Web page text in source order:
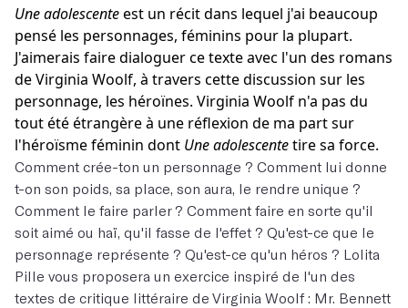
Une adolescenteest un récit dans lequel j'ai beaucoup
pensé les personnages, féminins pour la plupart.
J'aimerais faire dialoguer ce texte avec l'un des romans
de Virginia Woolf, à travers cette discussion sur les
personnage, les héroïnes. Virginia Woolf n'a pas du
tout été étrangère à une réflexion de ma part sur
l'héroïsme féminin dont Une adolescentetire sa force.
Comment crée-ton un personnage ? Comment lui donne
t-on son poids, sa place, son aura, le rendre unique ?
Comment le faire parler ? Comment faire en sorte qu'il
soit aimé ou haï, qu'il fasse de l'effet ? Qu'est-ce que le
personnage représente ? Qu'est-ce qu'un héros ? Lolita
Pille vous proposera un exercice inspiré de l'un des
textes de critique littéraire de Virginia Woolf : Mr. Bennett